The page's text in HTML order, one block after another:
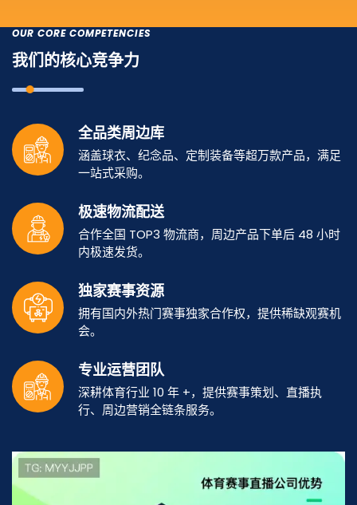
OUR CORE COMPETENCIES
我们的核心竞争力
全品类周边库
涵盖球衣、纪念品、定制装备等超万款产品，满足
一站式采购。
极速物流配送
合作全国 TOP3 物流商，周边产品下单后 48 小时
内极速发货。
独家赛事资源
拥有国内外热门赛事独家合作权，提供稀缺观赛机
会。
专业运营团队
深耕体育行业 10 年 +，提供赛事策划、直播执
行、周边营销全链条服务。